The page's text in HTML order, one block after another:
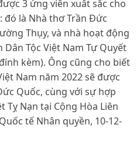
3 ứng viên xuất sắc cho
đó là Nhà thơ Trần Đức
Thụy, và nhà hoạt động
Dân Tộc Việt Nam Tự Quyết
kèm). Ông cũng cho biết
Nam năm 2022 sẽ được
Quốc, cùng với sự hợp
Tỵ Nạn tại Cộng Hòa Liên
tế Nhân quyền, 10-12-